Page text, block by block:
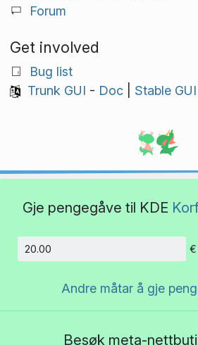
Forum
Get involved
Bug list
Trunk GUI - Doc| Stable GUI
Gje pengegåve til KDE
€
Andre måtar å gje
Besøk meta-